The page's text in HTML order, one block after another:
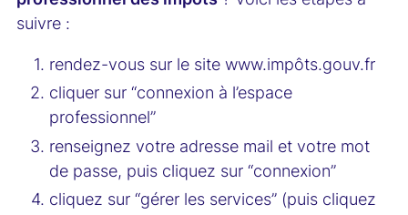
suivre :
rendez-vous sur le site www.impôts.gouv.fr
cliquer sur “connexion à l’espace
professionnel”
renseignez votre adresse mail et votre mot
de passe, puis cliquez sur “connexion”
cliquez sur “gérer les services” (puis cliquez